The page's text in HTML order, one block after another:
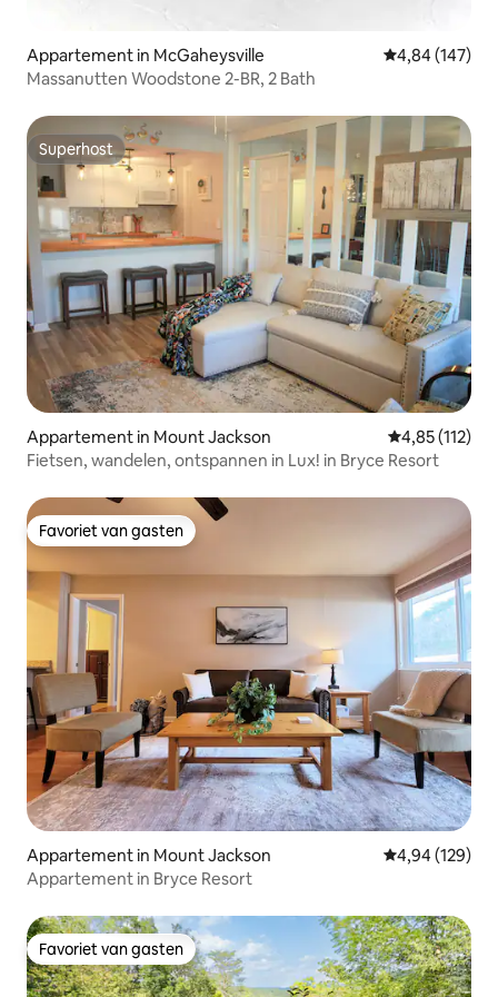
Appartement in McGaheysville Gemiddelde
4,84 (147)
Massanutten Woodstone 2-BR, 2 Bath
Superhost
Superhost
Appartement in Mount Jackson Gemiddelde
4,85 (112)
Fietsen, wandelen, ontspannen in Lux! in Bryce Resort
Favoriet van gasten
Favoriet van gasten
Appartement in Mount Jackson Gemiddelde
4,94 (129)
Appartement in Bryce Resort
Favoriet van gasten
Favoriet van gasten